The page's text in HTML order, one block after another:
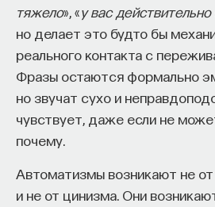
тяжело», «у вас
но делает это будто бы
реального контакта с
Фразы остаются формально
но звучат сухо и
чувствует, даже если не
почему.
Автоматизмы возникают не от
и не от цинизма. Они